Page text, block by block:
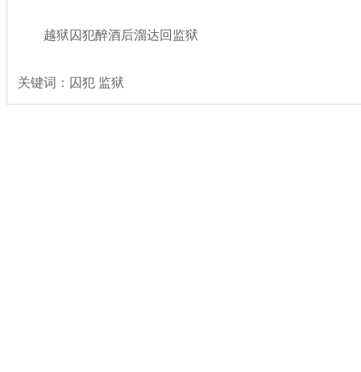
越狱囚犯醉酒后溜达回监狱
关键词：囚犯 监狱